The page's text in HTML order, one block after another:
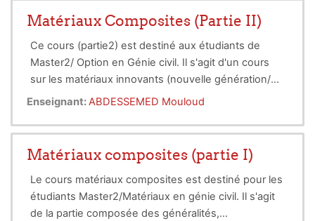
Matériaux Composites (Partie II)
Ce cours (partie2) est destiné aux étudiants de
Master2/ Option en Génie civil. Il s'agit d'un cours
sur les matériaux innovants (nouvelle génération/
calcul et modélisation numérique), qui sont utilisés
structures.
Cette partie du cours est composé de 2 chapitres.
Enseignant:ABDESSEMED Mouloud
Matériaux composites (partie I)
Le cours matériaux composites est destiné pour les
étudiants Master2/Matériaux en génie civil. Il s'agit
de la partie composée des généralités,